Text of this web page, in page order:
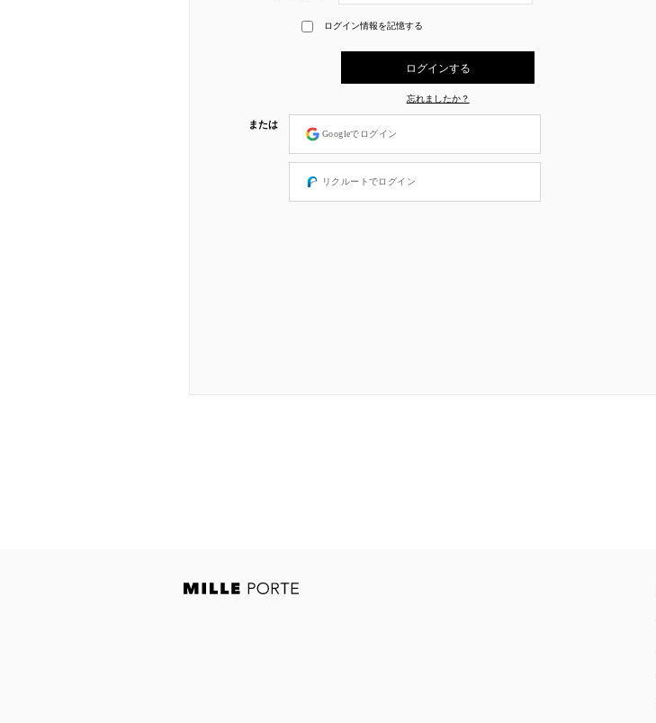
ログイン情報を記憶する
忘れましたか？
または
Googleでログイン
リクルートでログイン